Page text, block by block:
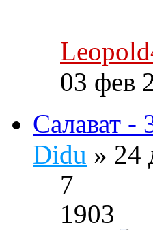
03 фев
Салават -
Didu » 24
7
1903